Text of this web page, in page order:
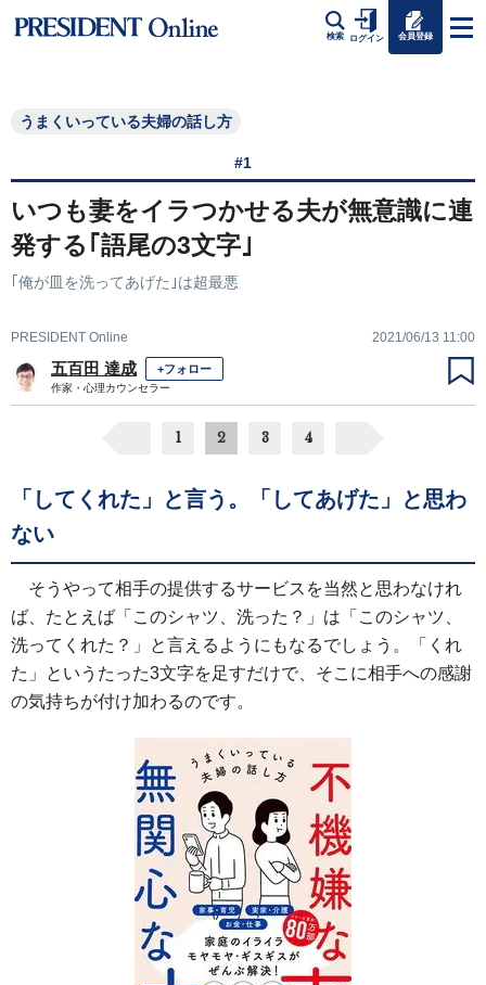
検索 ログイン 会員登録
うまくいっている夫婦の話し方
#1
いつも妻をイラつかせる夫が無意識に連
発する｢語尾の3文字｣
｢俺が皿を洗ってあげた｣は超最悪
PRESIDENT Online 2021/06/13 11:00
五百田 達成 +フォロー
作家・心理カウンセラー
1 2 3 4
「してくれた」と言う。「してあげた」と思わ
ない
そうやって相手の提供するサービスを当然と思わなけれ
ば、たとえば「このシャツ、洗った？」は「このシャツ、
洗ってくれた？」と言えるようにもなるでしょう。「くれ
た」というたった3文字を足すだけで、そこに相手への感謝
の気持ちが付け加わるのです。